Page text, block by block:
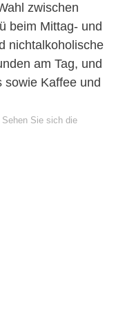
zwischen
beim Mittag- und
nichtalkoholische
am Tag, und
sowie Kaffee und
Sehen Sie sich die